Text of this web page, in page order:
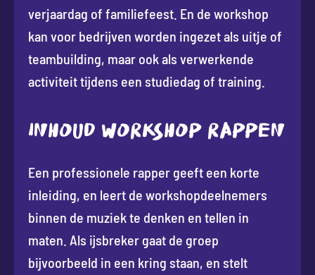
verjaardag of familiefeest. En de workshop
kan voor bedrijven worden ingezet als uitje of
teambuilding, maar ook als verwerkende
activiteit tijdens een studiedag of training.
INHOUD WORKSHOP RAPPEN
Een professionele rapper geeft een korte
inleiding, en leert de workshopdeelnemers
binnen de muziek te denken en tellen in
maten. Als ijsbreker gaat de groep
bijvoorbeeld in een kring staan, en stelt